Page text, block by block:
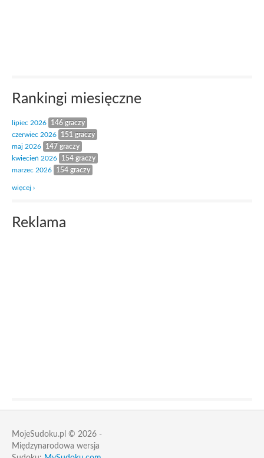
Rankingi miesięczne
lipiec 2026
146 graczy
czerwiec 2026
151 graczy
maj 2026
147 graczy
kwiecień 2026
154 graczy
marzec 2026
154 graczy
więcej ›
Reklama
MojeSudoku.pl © 2026 -
Międzynarodowa wersja